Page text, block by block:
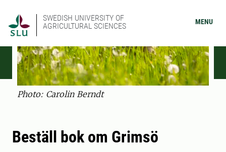
SWEDISH UNIVERSITY OF
AGRICULTURAL SCIENCES
MENU
Photo: Carolin Berndt
Beställ bok om Grimsö